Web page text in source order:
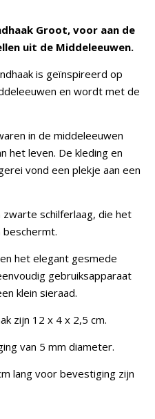
Groot, voor aan de
uit de Middeleeuwen.
is geïnspireerd op
en wordt met de
in de middeleeuwen
het leven. De kleding en
vond een plekje aan een
schilferlaag, die het
het elegant gesmede
gebruiksapparaat
klein sieraad.
zijn 12 x 4 x 2,5 cm.
van 5 mm diameter.
lang voor bevestiging zijn